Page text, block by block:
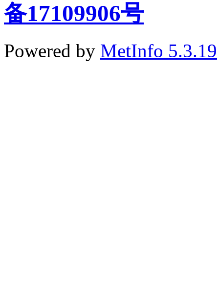
备17109906号
Powered by MetInfo 5.3.19